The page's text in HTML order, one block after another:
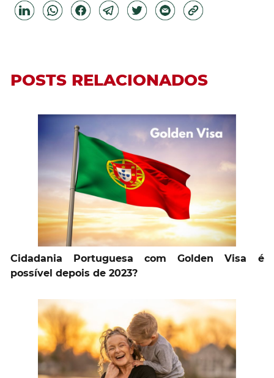
POSTS RELACIONADOS
Cidadania Portuguesa com Golden Visa é
possível depois de 2023?